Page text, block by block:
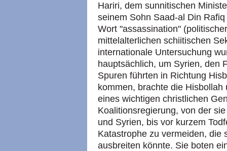
Hariri, dem sunnitischen
seinem Sohn Saad-al Din
Wort "assassination"
mittelalterlichen schiitischen
internationale Untersuchung
hauptsächlich, um Syrien, den
Spuren führten in Richtung
kommen, brachte die
eines wichtigen christlichen
Koalitionsregierung, von der
und Syrien, bis vor kurzem
Katastrophe zu vermeiden, die
ausbreiten könnte. Sie boten